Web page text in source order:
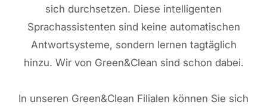
sich durchsetzen. Diese intelligenten
Sprachassistenten sind keine automatischen
Antwortsysteme, sondern lernen tagtäglich
hinzu. Wir von Green&Clean sind schon dabei.
In unseren Green&Clean Filialen können Sie sich